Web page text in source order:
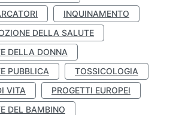
INQUINAMENTO
DELLA SALUTE
DELLA DONNA
PUBBLICA
TOSSICOLOGIA
VITA
PROGETTI EUROPEI
DEL BAMBINO